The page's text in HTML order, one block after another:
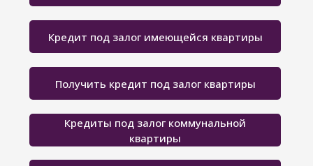
Кредиты под залог коммунальной
квартиры
Получить кредит под залог квартиры
Кредит под залог имеющейся квартиры